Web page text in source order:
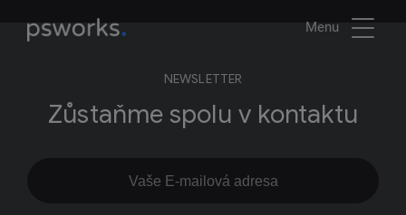
Menu
NEWSLETTER
Zůstaňme spolu v kontaktu